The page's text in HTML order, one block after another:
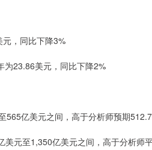
，同比下降3%
为23.86美元，同比下降2%
亿美元之间，高于分析师预期512.7
元至1,350亿美元之间，高于分析师